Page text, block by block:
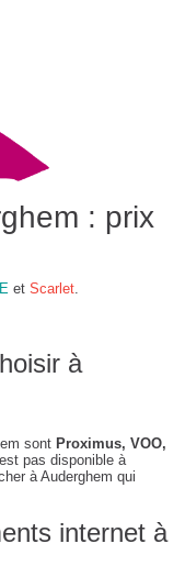
: prix
et Scarlet
à
sont Proximus, VOO,
pas disponible à
à Auderghem qui
internet à